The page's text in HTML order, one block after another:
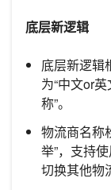
底层新逻辑
底层新逻辑
为“中文or
称”。
物流商名称
举”，支持
切换其他物